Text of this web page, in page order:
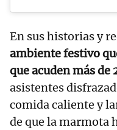
En sus historias y
ambiente festivo
que acuden más de
asistentes
comida caliente y
de que la marmota